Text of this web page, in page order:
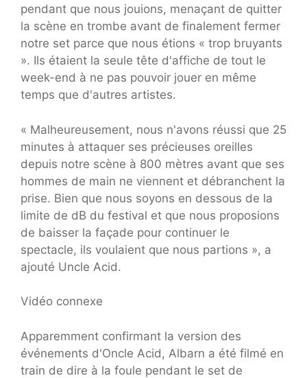
pendant que nous jouions, menaçant de quitter
la scène en trombe avant de finalement fermer
notre set parce que nous étions « trop bruyants
». Ils étaient la seule tête d'affiche de tout le
week-end à ne pas pouvoir jouer en même
temps que d'autres artistes.
« Malheureusement, nous n'avons réussi que 25
minutes à attaquer ses précieuses oreilles
depuis notre scène à 800 mètres avant que ses
hommes de main ne viennent et débranchent la
prise. Bien que nous soyons en dessous de la
limite de dB du festival et que nous proposions
de baisser la façade pour continuer le
spectacle, ils voulaient que nous partions », a
ajouté Uncle Acid.
Vidéo connexe
Apparemment confirmant la version des
événements d'Oncle Acid, Albarn a été filmé en
train de dire à la foule pendant le set de